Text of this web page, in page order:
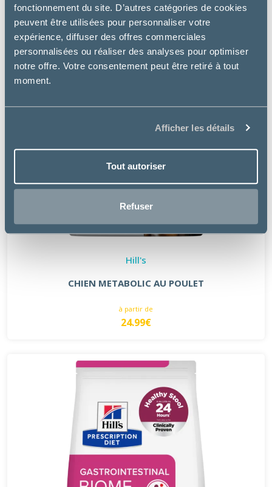
fonctionnement du site. D’autres catégories de cookies
peuvent être utilisées pour personnaliser votre
expérience, diffuser des offres commerciales
personnalisées ou réaliser des analyses pour optimiser
notre offre. Votre consentement peut être retiré à tout
moment.
Afficher les détails
Tout autoriser
Refuser
Hill's
CHIEN METABOLIC AU POULET
à partir de
24.99€